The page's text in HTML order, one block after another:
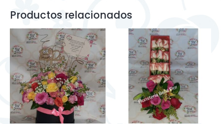
Productos relacionados